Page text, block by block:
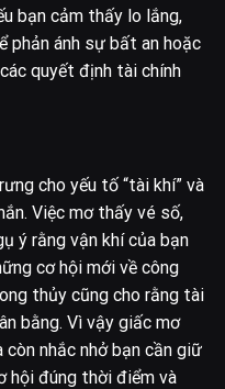
bạn cảm thấy lo lắng,
phản ánh sự bất an hoặc
quyết định tài chính
cho yếu tố “tài khí” và
Việc mơ thấy vé số,
ý rằng vận khí của bạn
cơ hội mới về công
thủy cũng cho rằng tài
bằng. Vì vậy giấc mơ
còn nhắc nhở bạn cần giữ
hội đúng thời điểm và